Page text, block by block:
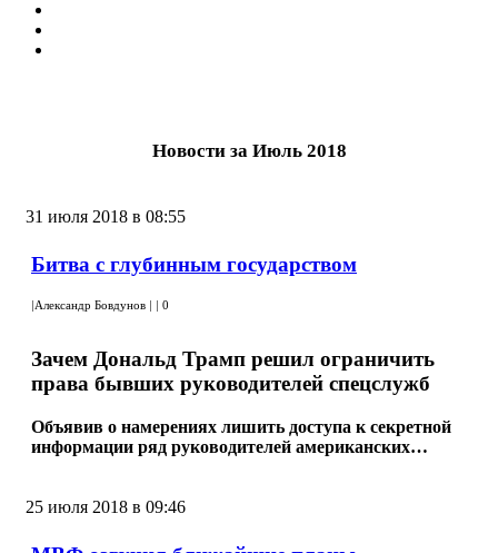
Новости за Июль 2018
31 июля 2018 в 08:55
Битва с глубинным государством
|Александр Бовдунов | | 0
Зачем Дональд Трамп решил ограничить
права бывших руководителей спецслужб
Объявив о намерениях лишить доступа к секретной
информации ряд руководителей американских…
25 июля 2018 в 09:46